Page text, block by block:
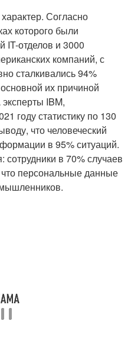
Согласно
которого были
IT-отделов и 3000
компаний, с
сталкивались 94%
их причиной
IBM,
году статистику по 130
что человеческий
в 95% ситуаций.
сотрудники в 70% случаев
персональные данные